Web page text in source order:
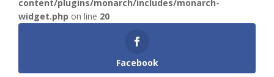
content/plugins/monarch/includes/monarch-
widget.php on line 20
Facebook